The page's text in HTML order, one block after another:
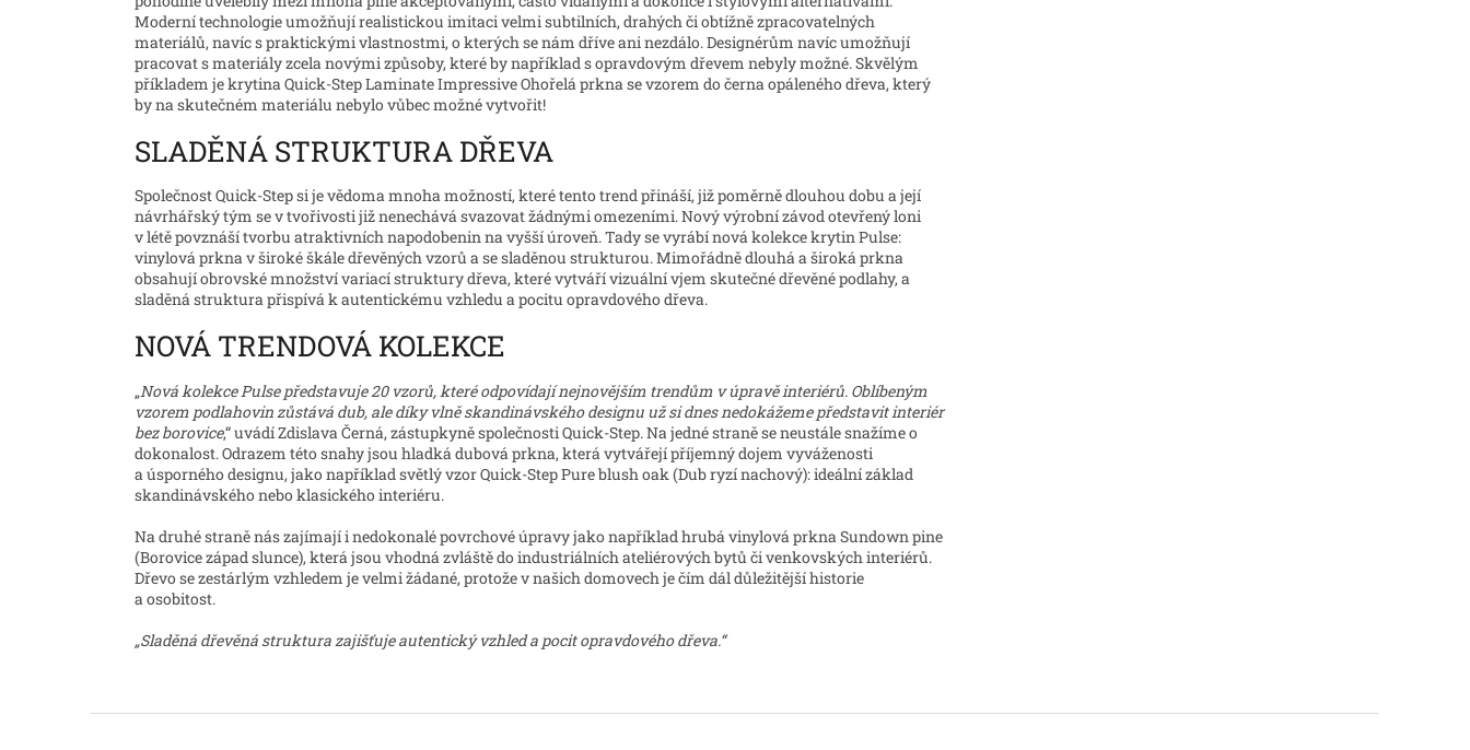
Moderní technologie umožňují realistickou imitaci velmi subtilních, drahých či obtížně zpracovatelných
materiálů, navíc s praktickými vlastnostmi, o kterých se nám dříve ani nezdálo. Designérům navíc umožňují
pracovat s materiály zcela novými způsoby, které by například s opravdovým dřevem nebyly možné. Skvělým
příkladem je krytina Quick-Step Laminate Impressive Ohořelá prkna se vzorem do černa opáleného dřeva, který
by na skutečném materiálu nebylo vůbec možné vytvořit!
SLADĚNÁ STRUKTURA DŘEVA
Společnost Quick-Step si je vědoma mnoha možností, které tento trend přináší, již poměrně dlouhou dobu a její
návrhářský tým se v tvořivosti již nenechává svazovat žádnými omezeními. Nový výrobní závod otevřený loni
v létě povznáší tvorbu atraktivních napodobenin na vyšší úroveň. Tady se vyrábí nová kolekce krytin Pulse:
vinylová prkna v široké škále dřevěných vzorů a se sladěnou strukturou. Mimořádně dlouhá a široká prkna
obsahují obrovské množství variací struktury dřeva, které vytváří vizuální vjem skutečné dřevěné podlahy, a
sladěná struktura přispívá k autentickému vzhledu a pocitu opravdového dřeva.
NOVÁ TRENDOVÁ KOLEKCE
„Nová kolekce Pulse představuje 20 vzorů, které odpovídají nejnovějším trendům v úpravě interiérů. Oblíbeným
vzorem podlahovin zůstává dub, ale díky vlně skandinávského designu už si dnes nedokážeme představit interiér
bez borovice,“ uvádí Zdislava Černá, zástupkyně společnosti Quick-Step. Na jedné straně se neustále snažíme o
dokonalost. Odrazem této snahy jsou hladká dubová prkna, která vytvářejí příjemný dojem vyváženosti
a úsporného designu, jako například světlý vzor Quick-Step Pure blush oak (Dub ryzí nachový): ideální základ
skandinávského nebo klasického interiéru.
Na druhé straně nás zajímají i nedokonalé povrchové úpravy jako například hrubá vinylová prkna Sundown pine
(Borovice západ slunce), která jsou vhodná zvláště do industriálních ateliérových bytů či venkovských interiérů.
Dřevo se zestárlým vzhledem je velmi žádané, protože v našich domovech je čím dál důležitější historie
a osobitost.
„Sladěná dřevěná struktura zajišťuje autentický vzhled a pocit opravdového dřeva.“